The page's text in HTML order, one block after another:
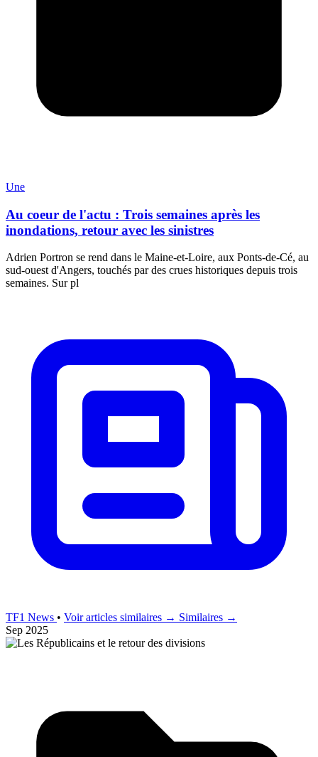
Une
Au coeur de l'actu : Trois semaines après les
inondations, retour avec les sinistres
Adrien Portron se rend dans le Maine-et-Loire, aux Ponts-de-Cé, au
sud-ouest d'Angers, touchés par des crues historiques depuis trois
semaines. Sur pl
TF1 News • Voir articles similaires → Similaires →
Sep 2025